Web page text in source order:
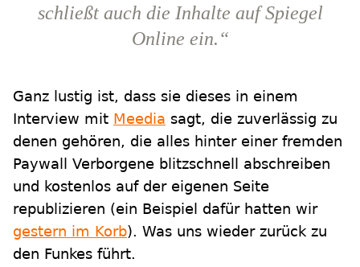
schließt auch die Inhalte auf Spiegel
Online ein.“
Ganz lustig ist, dass sie dieses in einem
Interview mit Meedia sagt, die zuverlässig zu
denen gehören, die alles hinter einer fremden
Paywall Verborgene blitzschnell abschreiben
und kostenlos auf der eigenen Seite
republizieren (ein Beispiel dafür hatten wir
gestern im Korb). Was uns wieder zurück zu
den Funkes führt.